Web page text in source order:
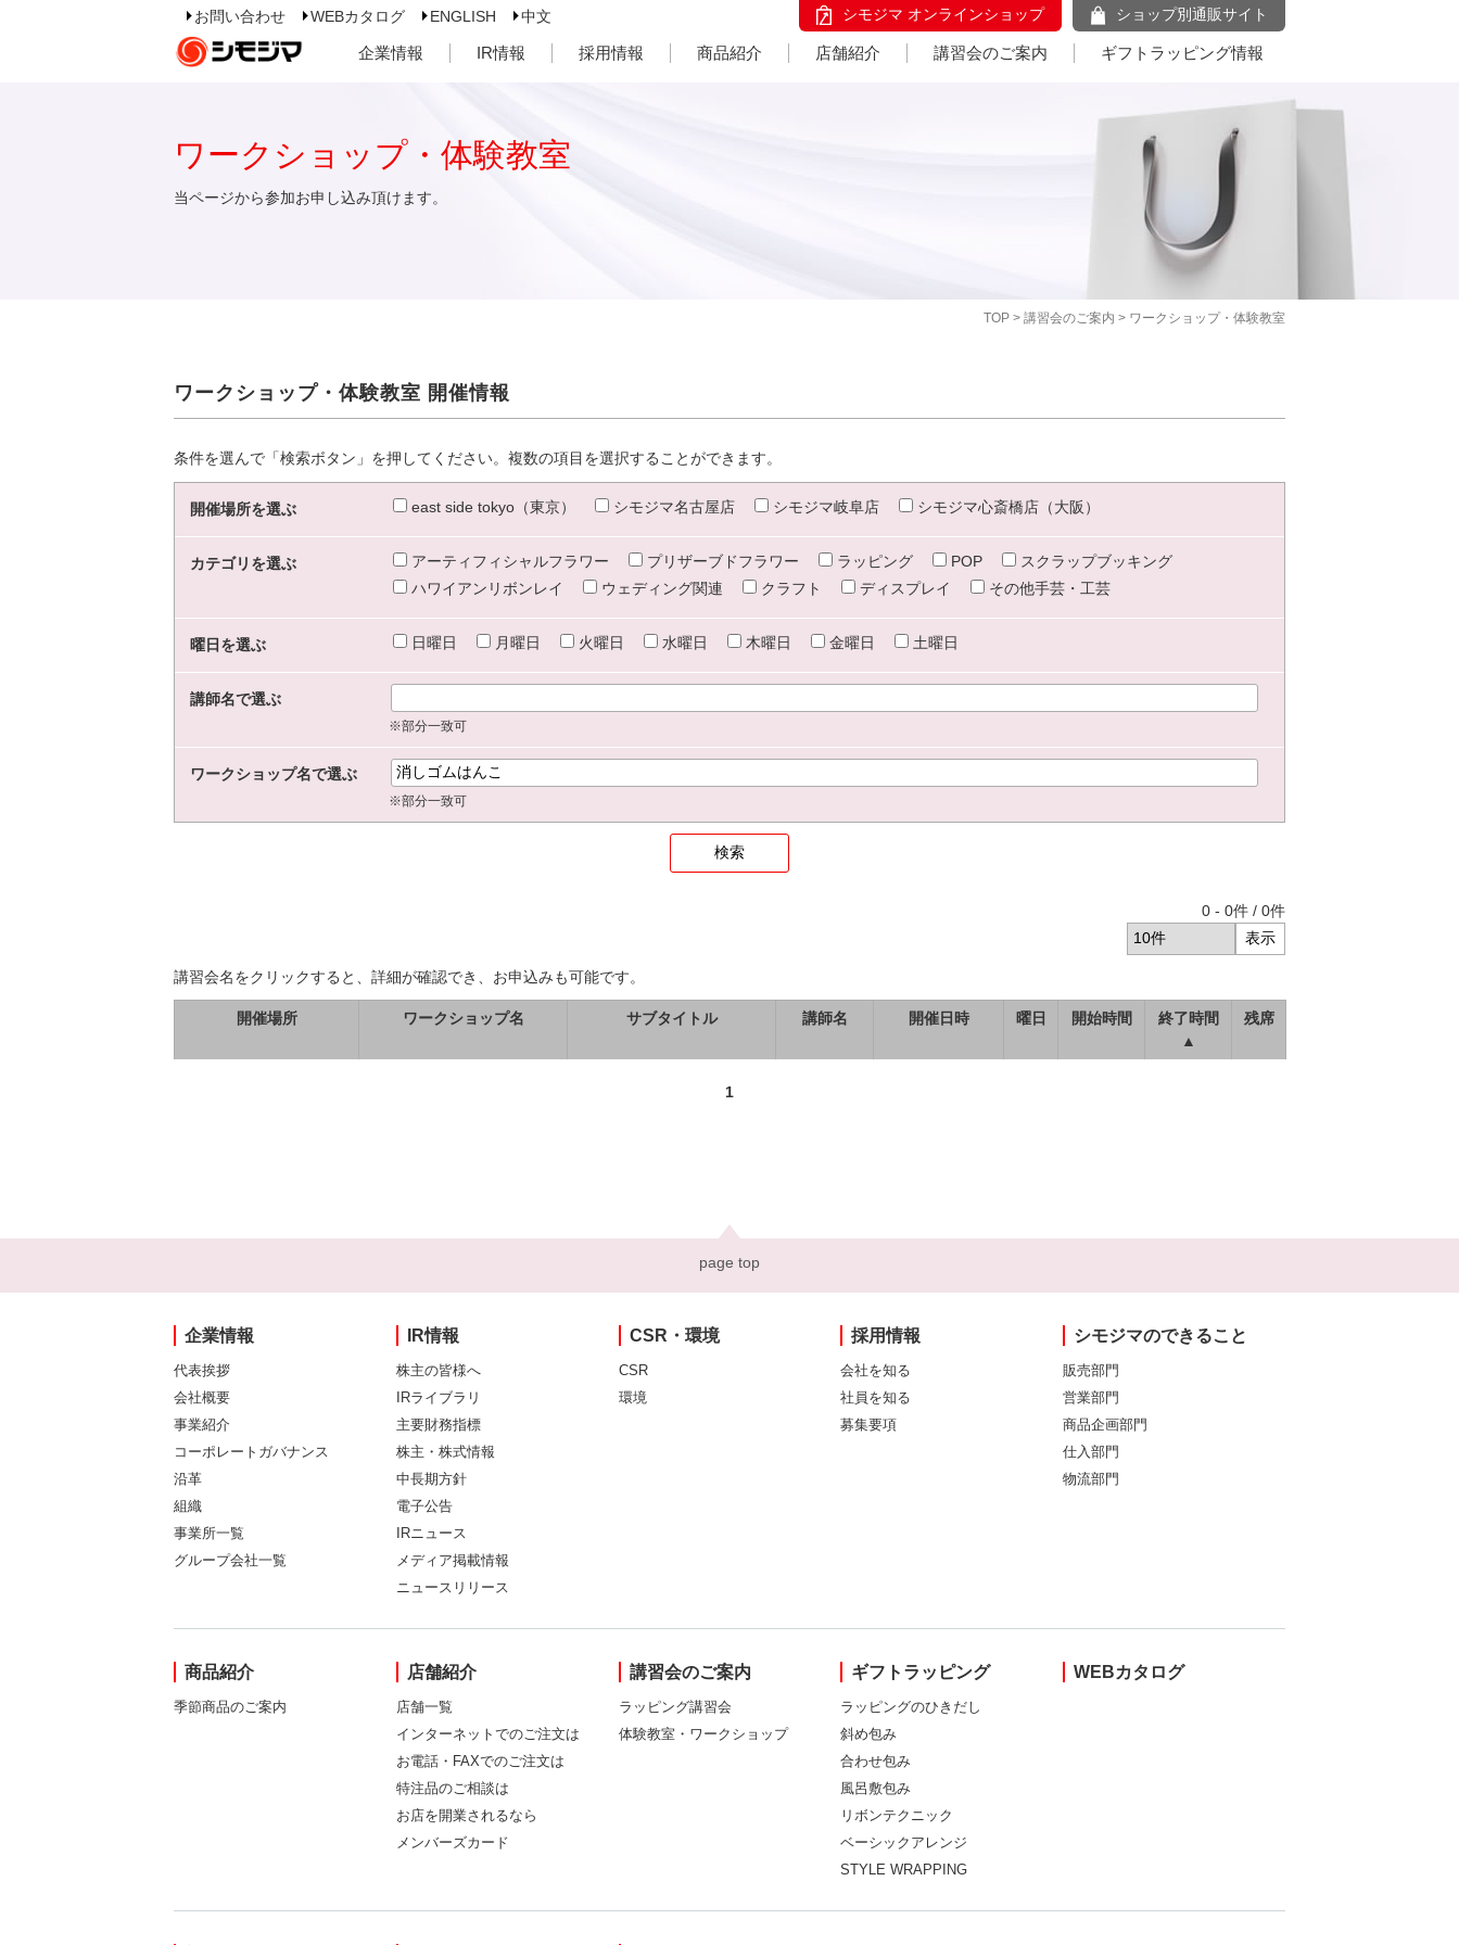
お問い合わせ WEBカタログ ENGLISH 中文 シモジマ オンラインショップ ショップ別通販サイト
企業情報 IR情報 採用情報 商品紹介 店舗紹介 講習会のご案内 ギフトラッピング情報
TOP > 講習会のご案内 > ワークショップ・体験教室
ワークショップ・体験教室
当ページから参加お申し込み頂けます。
ワークショップ・体験教室 開催情報
条件を選んで「検索ボタン」を押してください。複数の項目を選択することができます。
開催場所を選ぶ east side tokyo（東京） シモジマ名古屋店 シモジマ岐阜店 シモジマ心斎橋店（大阪）
カテゴリを選ぶ アーティフィシャルフラワー プリザーブドフラワー ラッピング POP
スクラップブッキング
ハワイアンリボンレイ
ウェディング関連 クラフト ディスプレイ その他手芸・工芸
曜日を選ぶ 日曜日 月曜日 火曜日 水曜日 木曜日 金曜日 土曜日
講師名で選ぶ
※部分一致可
ワークショップ名で選ぶ
※部分一致可
0 - 0件 / 0件
講習会名をクリックすると、詳細が確認でき、お申込みも可能です。
開催場所 ワークショップ名 サブタイトル 講師名 開催日時 曜日 開始時間
終了時間
▲
残席
1
page top
企業情報
代表挨拶
会社概要
事業紹介
コーポレートガバナンス
沿革
組織
事業所一覧
グループ会社一覧
IR情報
株主の皆様へ
IRライブラリ
主要財務指標
株主・株式情報
中長期方針
電子公告
IRニュース
メディア掲載情報
ニュースリリース
CSR・環境
CSR
環境
採用情報
会社を知る
社員を知る
募集要項
シモジマのできること
販売部門
営業部門
商品企画部門
仕入部門
物流部門
商品紹介
季節商品のご案内
店舗紹介
店舗一覧
インターネットでのご注文は
お電話・FAXでのご注文は
特注品のご相談は
お店を開業されるなら
メンバーズカード
講習会のご案内
ラッピング講習会
体験教室・ワークショップ
ギフトラッピング
ラッピングのひきだし
斜め包み
合わせ包み
風呂敷包み
リボンテクニック
ベーシックアレンジ
STYLE WRAPPING
WEBカタログ